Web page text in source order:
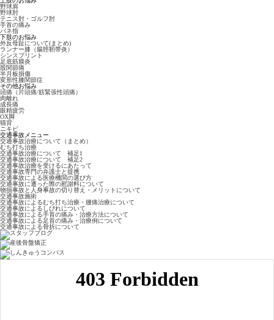
野球肩
野球肘
テニス肘・ゴルフ肘
手首の痛み
バネ指
下肢のお悩み
外反母趾について(まとめ)
ランナー膝（腸脛靭帯炎）
シンスプリント
足底筋膜炎
股関節痛
半月板損傷
変形性膝関節症
その他お悩み
頭痛（片頭痛/筋緊張性頭痛）
肉離れ
成長痛
眼精疲労
OX脚
猫背
ニキビ
交通事故メニュー
交通事故治療について（まとめ）
むち打ち治療
交通事故治療について 補足1
交通事故治療について 補足2
交通事故治療を受けるにあたって
交通事故専門の弁護士と提携
交通事故による医療機関の選び方
交通事故に遭った際の慰謝料について
物損事故と人身事故の切り替え・メリットについて
交通事故施術
交通事故によるむち打ち治療・腰痛治療について
交通事故によるしびれについて
交通事故による手首の痛み・治療方法について
交通事故による足首の痛み・治療例について
交通事故による骨折について